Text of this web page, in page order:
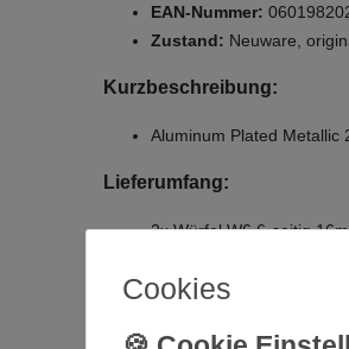
EAN-Nummer:
Zustand: Neuware,
Kurzbeschreibung:
Aluminum Plated Metallic
Lieferumfang:
2x Würfel W6 6-seitig
Zustand
Cookies